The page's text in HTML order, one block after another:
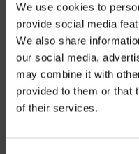
We use cookies to
provide social media
We also share
our social media,
may combine it with
provided to them or that
of their services.